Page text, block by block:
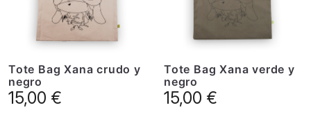
Tote Bag Xana crudo y
negro
15,00 €
Tote Bag Xana verde y
negro
15,00 €